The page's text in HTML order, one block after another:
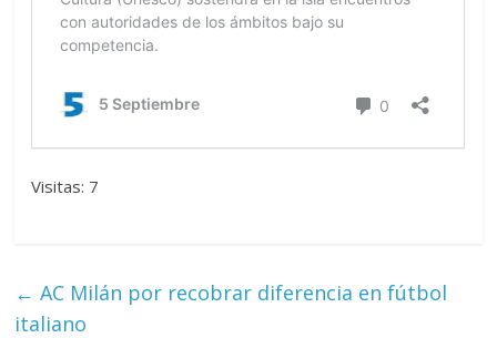
Visitas: 7
← AC Milán por recobrar diferencia en fútbol
italiano